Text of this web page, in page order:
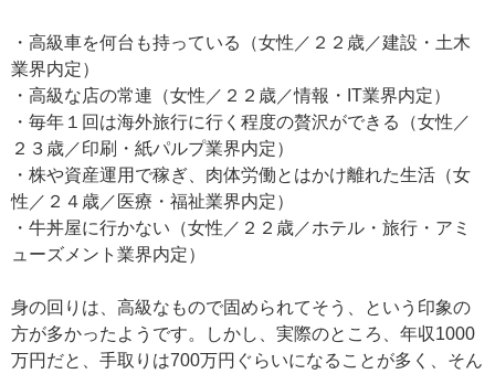
・高級車を何台も持っている（女性／２２歳／建設・土木
業界内定）
・高級な店の常連（女性／２２歳／情報・IT業界内定）
・毎年１回は海外旅行に行く程度の贅沢ができる（女性／
２３歳／印刷・紙パルプ業界内定）
・株や資産運用で稼ぎ、肉体労働とはかけ離れた生活（女
性／２４歳／医療・福祉業界内定）
・牛丼屋に行かない（女性／２２歳／ホテル・旅行・アミ
ューズメント業界内定）
身の回りは、高級なもので固められてそう、という印象の
方が多かったようです。しかし、実際のところ、年収1000
万円だと、手取りは700万円ぐらいになることが多く、そん